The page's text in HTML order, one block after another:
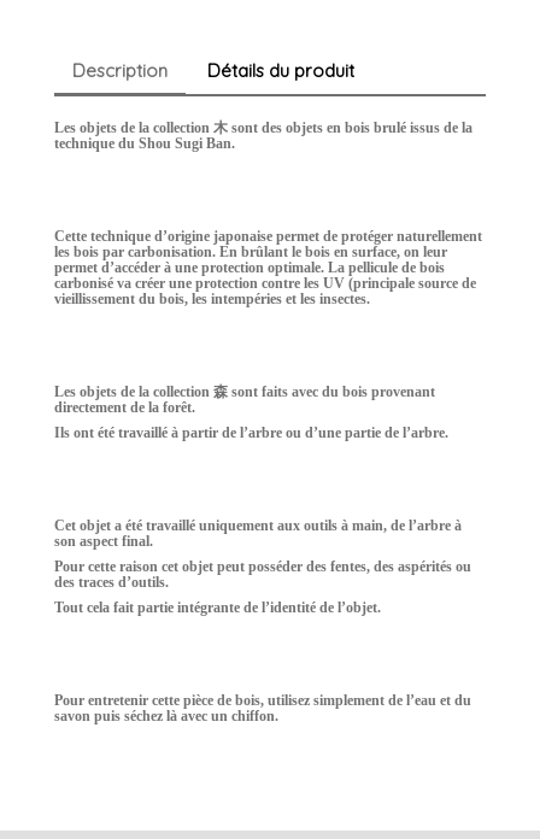
Description Détails du produit
Les objets de la collection 木 sont des objets en bois brulé issus de la
technique du Shou Sugi Ban.
Cette technique d’origine japonaise permet de protéger naturellement
les bois par carbonisation. En brûlant le bois en surface, on leur
permet d’accéder à une protection optimale. La pellicule de bois
carbonisé va créer une protection contre les UV (principale source de
vieillissement du bois, les intempéries et les insectes.
Les objets de la collection 森 sont faits avec du bois provenant
directement de la forêt.
Ils ont été travaillé à partir de l’arbre ou d’une partie de l’arbre.
Cet objet a été travaillé uniquement aux outils à main, de l’arbre à
son aspect final.
Pour cette raison cet objet peut posséder des fentes, des aspérités ou
des traces d’outils.
Tout cela fait partie intégrante de l’identité de l’objet.
Pour entretenir cette pièce de bois, utilisez simplement de l’eau et du
savon puis séchez là avec un chiffon.